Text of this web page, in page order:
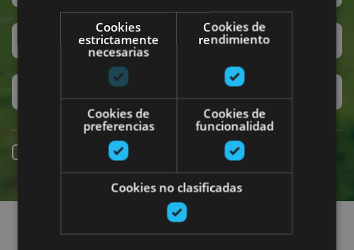
Turismo regenerativo
Experiencias exclusivas
Réservation en ligne
Recherchez des sorties
Cookies
estrictamente
necesarias
Cookies de
rendimiento
Cookies de
preferencias
Cookies de
funcionalidad
Cookies no clasificadas